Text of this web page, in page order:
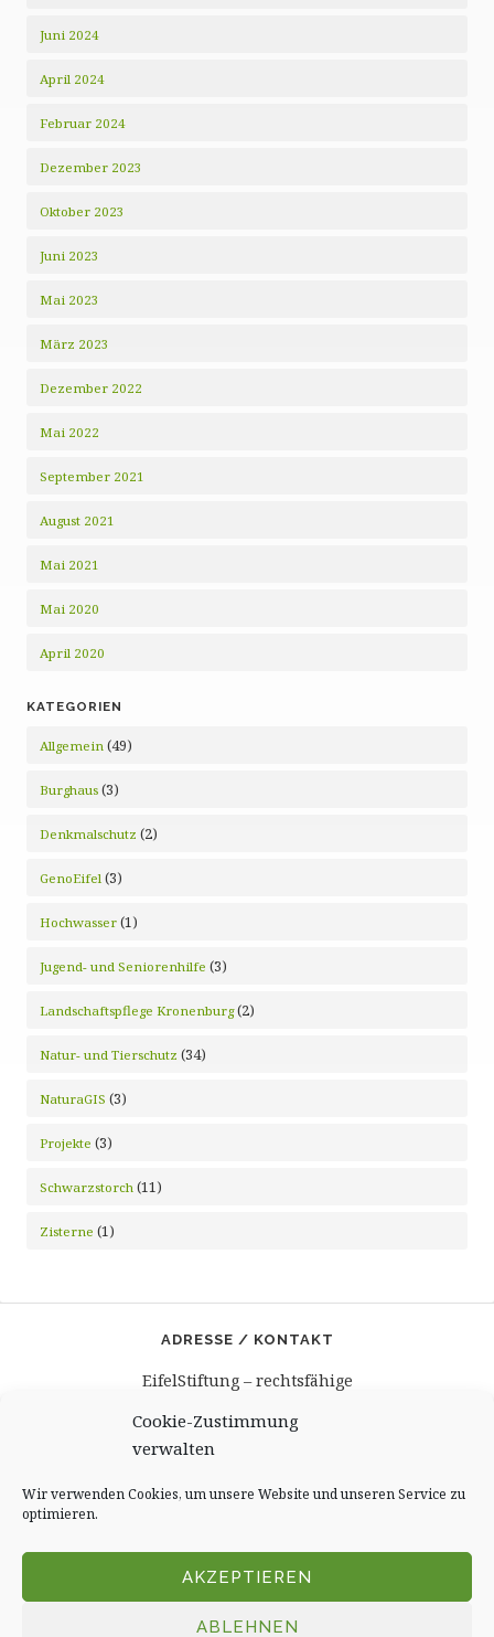
Cookie-Zustimmung
verwalten
Wir verwenden Cookies, um unsere Website und unseren Service zu
optimieren.
AKZEPTIEREN
ABLEHNEN
Juni 2024
April 2024
Februar 2024
Dezember 2023
Oktober 2023
Juni 2023
Mai 2023
März 2023
Dezember 2022
Mai 2022
September 2021
August 2021
Mai 2021
Mai 2020
April 2020
KATEGORIEN
Allgemein (49)
Burghaus (3)
Denkmalschutz (2)
GenoEifel (3)
Hochwasser (1)
Jugend- und Seniorenhilfe (3)
Landschaftspflege Kronenburg(2)
Natur- und Tierschutz (34)
NaturaGIS (3)
Projekte (3)
Schwarzstorch (11)
Zisterne (1)
ADRESSE / KONTAKT
EifelStiftung – rechtsfähige
Burghaus und Villa Kronenburg
Burgbering 12
53949 Dahlem – Kronenburg